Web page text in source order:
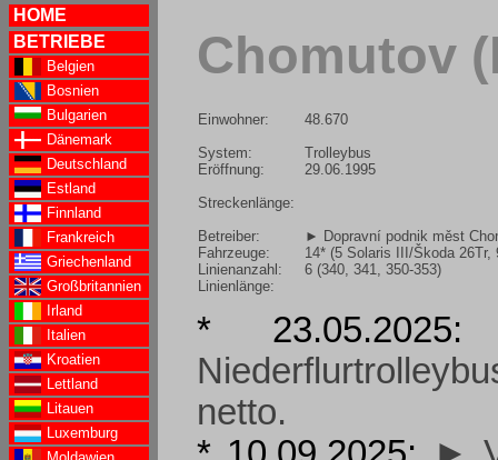
HOME
BETRIEBE
Belgien
Bosnien
Bulgarien
Dänemark
Deutschland
Estland
Finnland
Frankreich
Griechenland
Großbritannien
Irland
Italien
Kroatien
Lettland
Litauen
Luxemburg
Chomutov
Einwohner:
System:
Eröffnung:
Streckenlänge:
Betreiber:
Fahrzeuge:
Linienanzahl:
Linienlänge:
48.670
Trolleybus
29.06.1995
► Dopravní podnik měst
14* (5 Solaris III/Škoda
6 (340, 341, 350-353)
*
netto.